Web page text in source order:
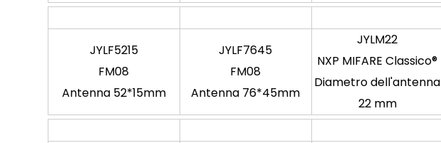
JYLF5215
FM08
Antenna 52*15mm
JYLF7645
FM08
Antenna 76*45mm
JYLM22
NXP MIFARE Classico®
Diametro dell'antenna
22 mm